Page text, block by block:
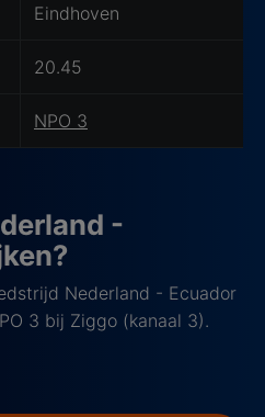
Eindhoven
20.45
NPO 3
-
Nederland - Ecuador
3 bij Ziggo (kanaal 3).